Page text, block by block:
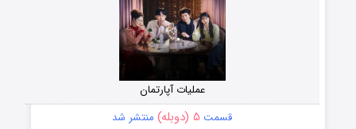
عملیات آپارتمان
قسمت ۵ (دوبله) منتشر شد